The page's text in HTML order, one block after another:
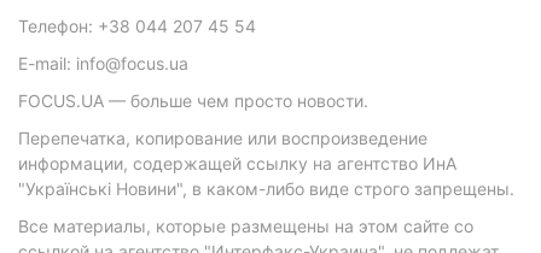
Телефон: +38 044 207 45 54
E-mail: info@focus.ua
FOCUS.UA — больше чем просто новости.
Перепечатка, копирование или воспроизведение
информации, содержащей ссылку на агентство ИнА
"Українські Новини", в каком-либо виде строго запрещены.
Все материалы, которые размещены на этом сайте со